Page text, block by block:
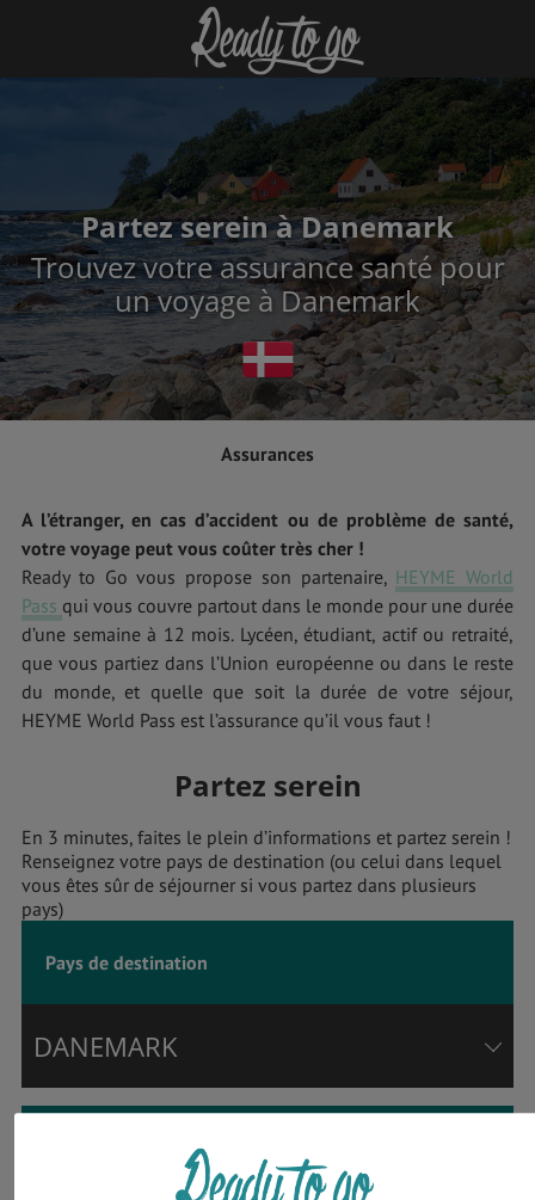
Partez serein à Danemark
Trouvez votre assurance santé pour
un voyage à Danemark
Assurances
A l’étranger, en cas d’accident ou de problème de santé,
votre voyage peut vous coûter très cher !
Ready to Go vous propose son partenaire, HEYME World
Pass qui vous couvre partout dans le monde pour une durée
d’une semaine à 12 mois. Lycéen, étudiant, actif ou retraité,
que vous partiez dans l’Union européenne ou dans le reste
du monde, et quelle que soit la durée de votre séjour,
HEYME World Pass est l’assurance qu’il vous faut !
Partez serein
En 3 minutes, faites le plein d’informations et partez serein !
Renseignez votre pays de destination (ou celui dans lequel
vous êtes sûr de séjourner si vous partez dans plusieurs
pays)
Pays de destination
DANEMARK
Envie d’être accompagné par
un expert ?